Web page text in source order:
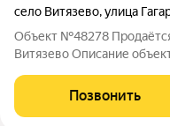
село Витязево,улица
Объект №48278
Витязево Описание
Краснодарского края посёлке Витязево, улица Гагарина дом
№15/3, квартира №21.
Позвонить